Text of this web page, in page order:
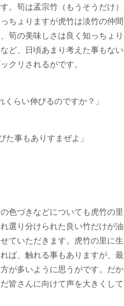
。筍は孟宗竹（もうそうだけ
ちょりますが虎竹は淡竹の仲
筍の美味しさは良く知っちょ
ど、日頃あまり考えた事もな
クリされるがです。
くらい伸びるのですか？」
た事もありすまぜよ」
色づきなどについても虎竹の
選り分けられた良い竹だけが
ていただきます。虎竹の里に
ば、触れる事もありますが、
が多いように思うがです。だ
皆さんに向けて声を大きくして